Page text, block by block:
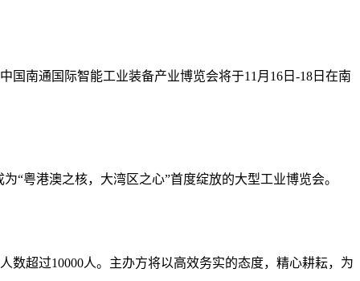
南通国际智能工业装备产业博览会将于11月16日-18日在南
“粤港澳之核，大湾区之心”首度绽放的大型工业博览会。
数超过10000人。主办方将以高效务实的态度，精心耕耘，为